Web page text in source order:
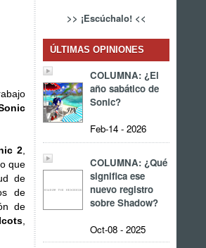
2
que
de
de
de
>> ¡Escúchalo! <<
ÚLTIMAS OPINIONES
COLUMNA: ¿El
año sabático de
Sonic?
Feb-14 - 2026
COLUMNA: ¿Qué
significa ese
nuevo registro
sobre Shadow?
Oct-08 - 2025